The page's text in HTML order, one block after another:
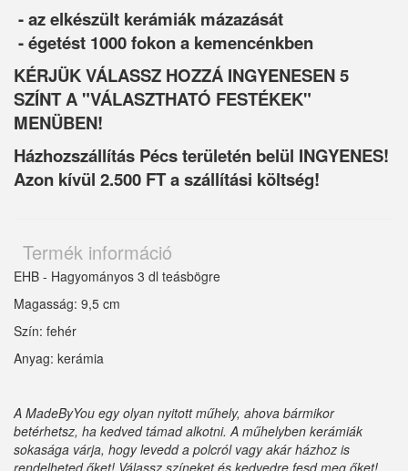
- az elkészült kerámiák mázazását
- égetést 1000 fokon a kemencénkben
KÉRJÜK VÁLASSZ HOZZÁ INGYENESEN 5
SZÍNT A "VÁLASZTHATÓ FESTÉKEK"
MENÜBEN!
Házhozszállítás Pécs területén belül INGYENES!
Azon kívül 2.500 FT a szállítási költség!
Termék információ
EHB - Hagyományos 3 dl teásbögre
Magasság: 9,5 cm
Szín: fehér
Anyag: kerámia
A MadeByYou egy olyan nyitott műhely, ahova bármikor
betérhetsz, ha kedved támad alkotni. A műhelyben kerámiák
sokasága várja, hogy levedd a polcról vagy akár házhoz is